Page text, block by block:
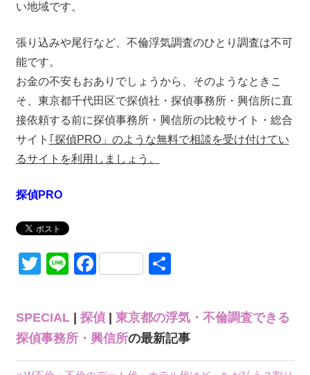
い地域です。
張り込みや尾行など、不倫浮気調査のひとり調査は不可
能です。
お金の不安もおありでしょうから、そのようなときこ
そ、東京都千代田区で探偵社・探偵事務所・興信所に直
接依頼する前に探偵事務所・興信所の比較サイト・総合
サイト ｢探偵PRO」のような無料で相談を受け付けてい
るサイトを利用しましょう。
探偵PRO
Twitter
LineFacebook
SPECIAL| 探偵| 東京都の浮気・不倫調査できる
探偵事務所・興信所の最新記事